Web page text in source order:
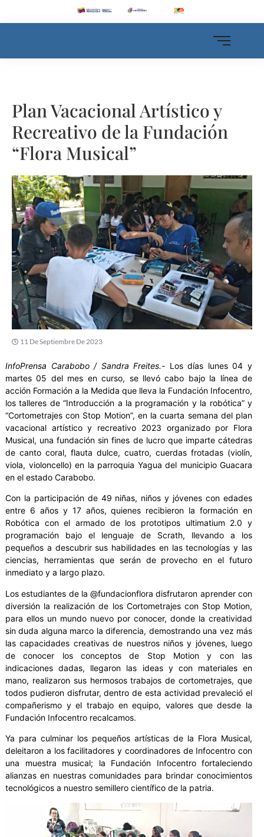
Plan Vacacional Artístico y
Recreativo de la Fundación
“Flora Musical”
11 De Septiembre De 2023
InfoPrensa Carabobo / Sandra Freites.- Los días lunes 04 y
martes 05 del mes en curso, se llevó cabo bajo la línea de
acción Formación a la Medida que lleva la Fundación Infocentro,
los talleres de “Introducción a la programación y la robótica” y
“Cortometrajes con Stop Motion”, en la cuarta semana del plan
vacacional artístico y recreativo 2023 organizado por Flora
Musical, una fundación sin fines de lucro que imparte cátedras
de canto coral, flauta dulce, cuatro, cuerdas frotadas (violín,
viola, violoncello) en la parroquia Yagua del municipio Guacara
en el estado Carabobo.
Con la participación de 49 niñas, niños y jóvenes con edades
entre 6 años y 17 años, quienes recibieron la formación en
Robótica con el armado de los prototipos ultimatium 2.0 y
programación bajo el lenguaje de Scrath, llevando a los
pequeños a descubrir sus habilidades en las tecnologías y las
ciencias, herramientas que serán de provecho en el futuro
inmediato y a largo plazo.
Los estudiantes de la @fundacionflora disfrutaron aprender con
diversión la realización de los Cortometrajes con Stop Motion,
para ellos un mundo nuevo por conocer, donde la creatividad
sin duda alguna marco la diferencia, demostrando una vez más
las capacidades creativas de nuestros niños y jóvenes, luego
de conocer los conceptos de Stop Motion y con las
indicaciones dadas, llegaron las ideas y con materiales en
mano, realizaron sus hermosos trabajos de cortometrajes, que
todos pudieron disfrutar, dentro de esta actividad prevaleció el
compañerismo y el trabajo en equipo, valores que desde la
Fundación Infocentro recalcamos.
Ya para culminar los pequeños artísticas de la Flora Musical,
deleitaron a los facilitadores y coordinadores de Infocentro con
una muestra musical; la Fundación Infocentro fortaleciendo
alianzas en nuestras comunidades para brindar conocimientos
tecnológicos a nuestro semillero científico de la patria.